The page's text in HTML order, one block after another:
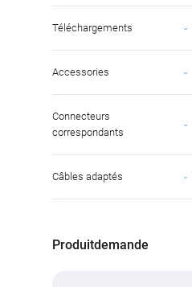
Téléchargements
Accessories
Connecteurs
correspondants
Câbles adaptés
Produitdemande